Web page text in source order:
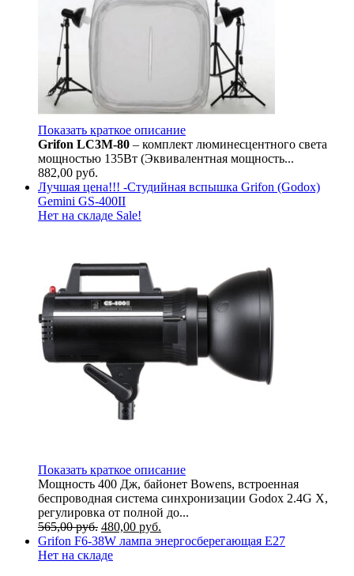
Показать краткое описание
Grifon LC3M-80 – комплект люминесцентного света
мощностью 135Вт (Эквивалентная мощность...
882,00 руб.
Лучшая цена!!! -Студийная вспышка Grifon (Godox)
Gemini GS-400II
Нет на складе Sale!
Показать краткое описание
Мощность 400 Дж, байонет Bowens, встроенная
беспроводная система синхронизации Godox 2.4G X,
регулировка от полной до...
565,00руб. 480,00 руб.
Grifon F6-38W лампа энергосберегающая Е27
Нет на складе